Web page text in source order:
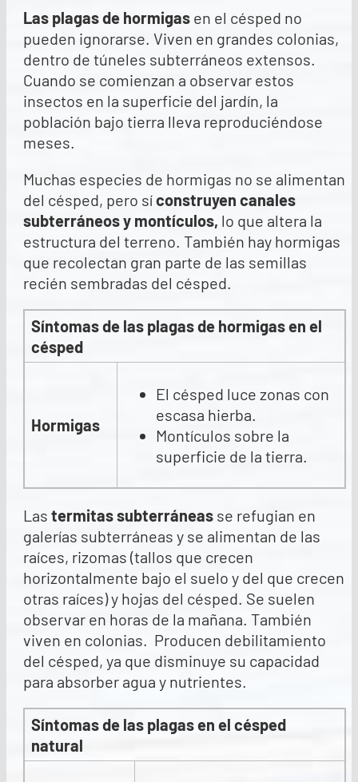
Las plagas de hormigas en el césped no
pueden ignorarse. Viven en grandes colonias,
dentro de túneles subterráneos extensos.
Cuando se comienzan a observar estos
insectos en la superficie del jardín, la
población bajo tierra lleva reproduciéndose
meses.
Muchas especies de hormigas no se alimentan
del césped, pero síconstruyen canales
subterráneos y montículos, lo que altera la
estructura del terreno. También hay hormigas
que recolectan gran parte de las semillas
recién sembradas del césped.
Síntomas de las plagas de hormigas en el
césped
Hormigas
El césped luce zonas con
escasa hierba.
Montículos sobre la
superficie de la tierra.
Lastermitas subterráneas se refugian en
galerías subterráneas y se alimentan de las
raíces, rizomas (tallos que crecen
horizontalmente bajo el suelo y del que crecen
otras raíces) y hojas del césped. Se suelen
observar en horas de la mañana. También
viven en colonias. Producen debilitamiento
del césped, ya que disminuye su capacidad
para absorber agua y nutrientes.
Síntomas de las plagas en el césped
natural